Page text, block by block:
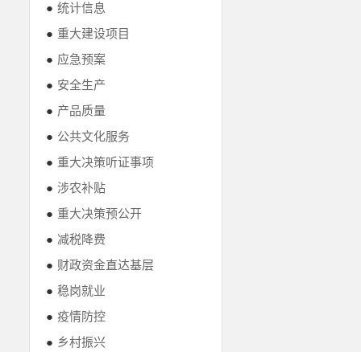
● 统计信息
● 重大建设项目
● 应急预案
● 安全生产
● 产品质量
● 公共文化服务
● 重大决策听证事项
● 涉农补贴
● 重大决策预公开
● 减税降费
● 财政资金直达基层
● 稳岗就业
● 疫情防控
● 乡村振兴